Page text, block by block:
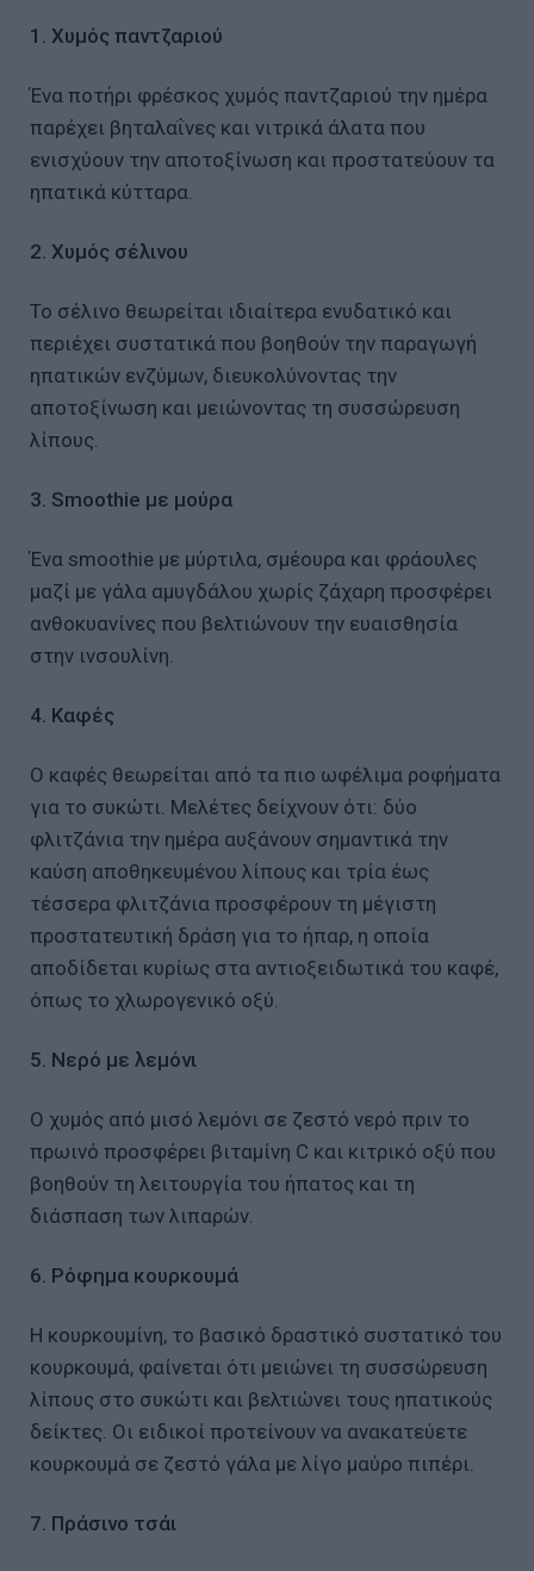
1. Χυμός παντζαριού
Ένα ποτήρι φρέσκος χυμός παντζαριού την ημέρα
παρέχει βηταλαΐνες και νιτρικά άλατα που
ενισχύουν την αποτοξίνωση και προστατεύουν τα
ηπατικά κύτταρα.
2. Χυμός σέλινου
Το σέλινο θεωρείται ιδιαίτερα ενυδατικό και
περιέχει συστατικά που βοηθούν την παραγωγή
ηπατικών ενζύμων, διευκολύνοντας την
αποτοξίνωση και μειώνοντας τη συσσώρευση
λίπους.
3. Smoothie με μούρα
Ένα smoothie με μύρτιλα, σμέουρα και φράουλες
μαζί με γάλα αμυγδάλου χωρίς ζάχαρη προσφέρει
ανθοκυανίνες που βελτιώνουν την ευαισθησία
στην ινσουλίνη.
4. Καφές
Ο καφές θεωρείται από τα πιο ωφέλιμα ροφήματα
για το συκώτι. Μελέτες δείχνουν ότι: δύο
φλιτζάνια την ημέρα αυξάνουν σημαντικά την
καύση αποθηκευμένου λίπους και τρία έως
τέσσερα φλιτζάνια προσφέρουν τη μέγιστη
προστατευτική δράση για το ήπαρ, η οποία
αποδίδεται κυρίως στα αντιοξειδωτικά του καφέ,
όπως το χλωρογενικό οξύ.
5. Νερό με λεμόνι
Ο χυμός από μισό λεμόνι σε ζεστό νερό πριν το
πρωινό προσφέρει βιταμίνη C και κιτρικό οξύ που
βοηθούν τη λειτουργία του ήπατος και τη
διάσπαση των λιπαρών.
6. Ρόφημα κουρκουμά
Η κουρκουμίνη, το βασικό δραστικό συστατικό του
κουρκουμά, φαίνεται ότι μειώνει τη συσσώρευση
λίπους στο συκώτι και βελτιώνει τους ηπατικούς
δείκτες. Οι ειδικοί προτείνουν να ανακατεύετε
κουρκουμά σε ζεστό γάλα με λίγο μαύρο πιπέρι.
7. Πράσινο τσάι